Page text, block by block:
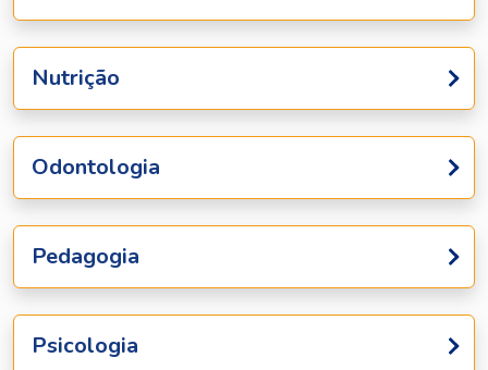
Nutrição
Odontologia
Pedagogia
Psicologia